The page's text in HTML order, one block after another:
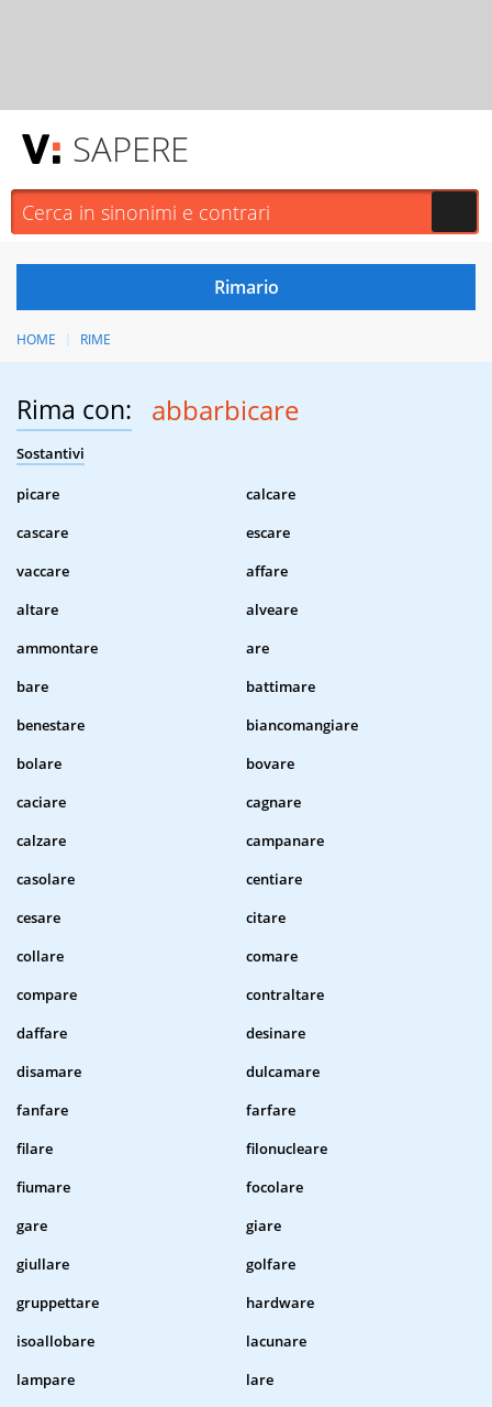
SAPERE
HOME RIME
Rima con: abbarbicare
Sostantivi
picare
calcare
cascare
escare
vaccare
affare
altare
alveare
ammontare
are
bare
battimare
benestare
biancomangiare
bolare
bovare
caciare
cagnare
calzare
campanare
casolare
centiare
cesare
citare
collare
comare
compare
contraltare
daffare
desinare
disamare
dulcamare
fanfare
farfare
filare
filonucleare
fiumare
focolare
gare
giare
giullare
golfare
gruppettare
hardware
isoallobare
lacunare
lampare
lare